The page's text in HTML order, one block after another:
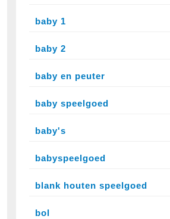
baby 1
baby 2
baby en peuter
baby speelgoed
baby's
babyspeelgoed
blank houten speelgoed
bol